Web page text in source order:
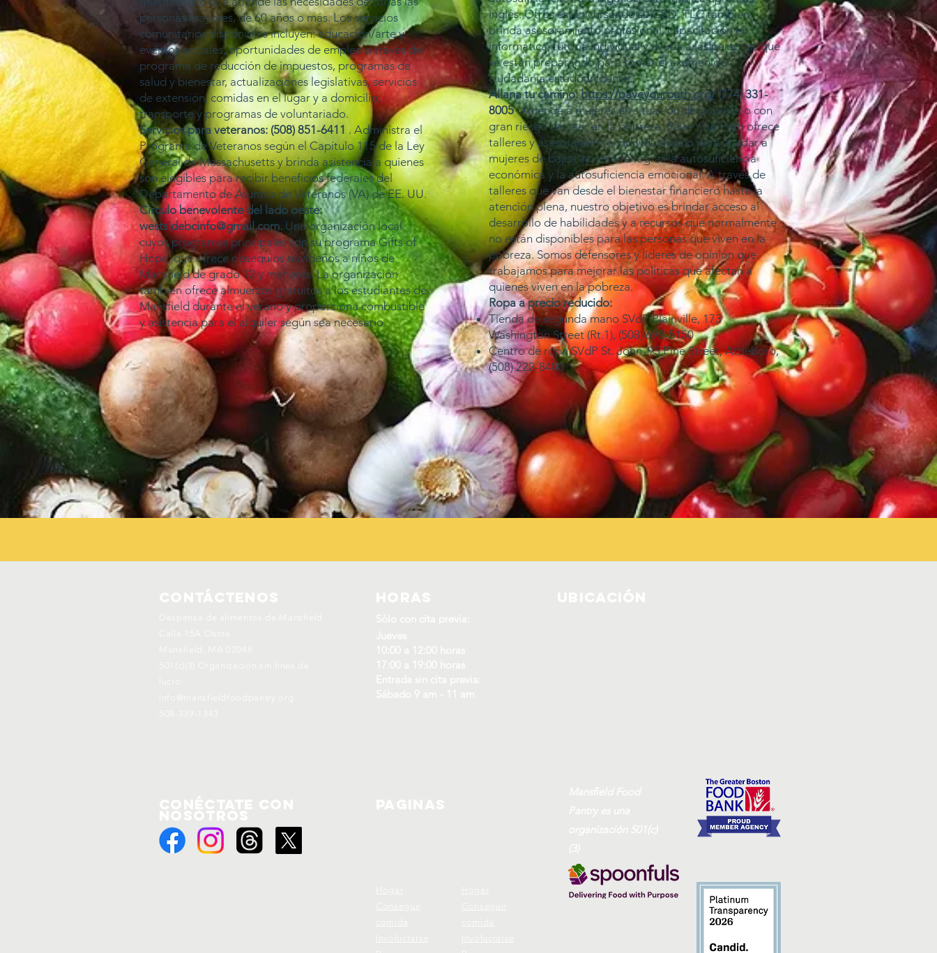
personas mayores, de 60 años o más. Los servicios
comunitarios disponibles incluyen: educación/arte y
eventos sociales, oportunidades de empleo a través del
programa de reducción de impuestos, programas de
salud y bienestar, actualizaciones legislativas, servicios
de extensión, comidas en el lugar y a domicilio,
transporte y programas de voluntariado.
Servicios para veteranos: (508) 851-6411 . Administra el
Programa de Veteranos según el Capítulo 115 de la Ley
General de Massachusetts y brinda asistencia a quienes
son elegibles para recibir beneficios federales del
Departamento de Asuntos de Veteranos (VA) de EE. UU.
Círculo benevolente del lado oeste:
westsidebcinfo@gmail.com. Una organización local
cuyos programas principales son su programa Gifts of
Hope, que ofrece obsequios navideños a niños de
Mansfield de grado 12 y menores. La organización
también ofrece almuerzos gratuitos a los estudiantes de
Mansfield durante el verano y proporciona combustible
y asistencia para el alquiler según sea necesario.
inglés. Otros están cursando su GED. TLC también
brinda asesoramiento profesional, capacitación en
informática, tutoría individual y ayuda a las personas que
se están preparando para tomar el examen de
ciudadanía estadounidense.
Allana tu camino:https://paveyourpath.org/(774) 331-
8005. Atiende a mujeres en situación de pobreza o con
gran riesgo de caer en la pobreza. Pave Your Path ofrece
talleres y asesoramiento individualizado para ayudar a
mujeres de bajos ingresos a lograr la autosuficiencia
económica y la autosuficiencia emocional. A través de
talleres que van desde el bienestar financiero hasta la
atención plena, nuestro objetivo es brindar acceso al
desarrollo de habilidades y a recursos que normalmente
no están disponibles para las personas que viven en la
pobreza. Somos defensores y líderes de opinión que
trabajamos para mejorar las políticas que afectan a
quienes viven en la pobreza.
Ropa a precio reducido:
Tienda de segunda mano SVdP Plainville, 173
Washington Street (Rt.1), (508) 695-5150
Centro de ropa SVdP St. John, 95 Pine Street, Attleboro,
(508) 222-8400